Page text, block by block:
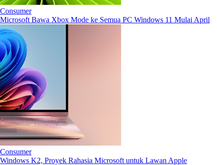
Consumer
Microsoft Bawa Xbox Mode ke Semua PC Windows 11 Mulai April
Consumer
Windows K2, Proyek Rahasia Microsoft untuk Lawan Apple